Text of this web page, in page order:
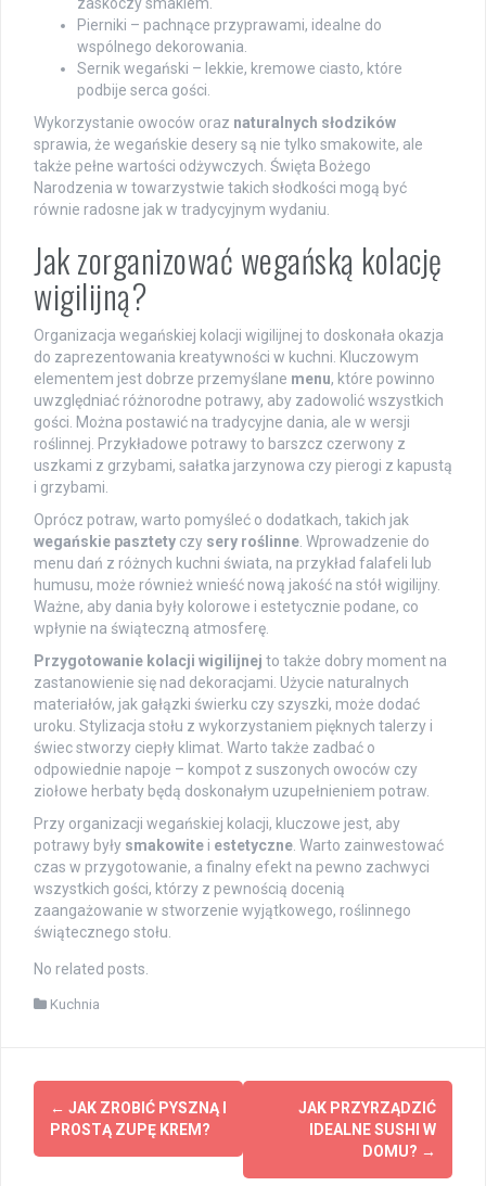
Pierniki – pachnące przyprawami, idealne do
wspólnego dekorowania.
Sernik wegański – lekkie, kremowe ciasto, które
podbije serca gości.
Wykorzystanie owoców oraz naturalnych słodzików
sprawia, że wegańskie desery są nie tylko smakowite, ale
także pełne wartości odżywczych. Święta Bożego
Narodzenia w towarzystwie takich słodkości mogą być
równie radosne jak w tradycyjnym wydaniu.
Jak zorganizować wegańską kolację
wigilijną?
Organizacja wegańskiej kolacji wigilijnej to doskonała okazja
do zaprezentowania kreatywności w kuchni. Kluczowym
elementem jest dobrze przemyślane menu, które powinno
uwzględniać różnorodne potrawy, aby zadowolić wszystkich
gości. Można postawić na tradycyjne dania, ale w wersji
roślinnej. Przykładowe potrawy to barszcz czerwony z
uszkami z grzybami, sałatka jarzynowa czy pierogi z kapustą
i grzybami.
Oprócz potraw, warto pomyśleć o dodatkach, takich jak
wegańskie pasztety czy sery roślinne . Wprowadzenie do
menu dań z różnych kuchni świata, na przykład falafeli lub
humusu, może również wnieść nową jakość na stół wigilijny.
Ważne, aby dania były kolorowe i estetycznie podane, co
wpłynie na świąteczną atmosferę.
Przygotowanie kolacji wigilijnej to także dobry moment na
zastanowienie się nad dekoracjami. Użycie naturalnych
materiałów, jak gałązki świerku czy szyszki, może dodać
uroku. Stylizacja stołu z wykorzystaniem pięknych talerzy i
świec stworzy ciepły klimat. Warto także zadbać o
odpowiednie napoje – kompot z suszonych owoców czy
ziołowe herbaty będą doskonałym uzupełnieniem potraw.
Przy organizacji wegańskiej kolacji, kluczowe jest, aby
potrawy były smakowite i estetyczne . Warto zainwestować
czas w przygotowanie, a finalny efekt na pewno zachwyci
wszystkich gości, którzy z pewnością docenią
zaangażowanie w stworzenie wyjątkowego, roślinnego
świątecznego stołu.
No related posts.
Kuchnia
Post
navigation
← JAK ZROBIĆ PYSZNĄ I
PROSTĄ ZUPĘ KREM?
JAK PRZYRZĄDZIĆ
IDEALNE SUSHI W
DOMU? →